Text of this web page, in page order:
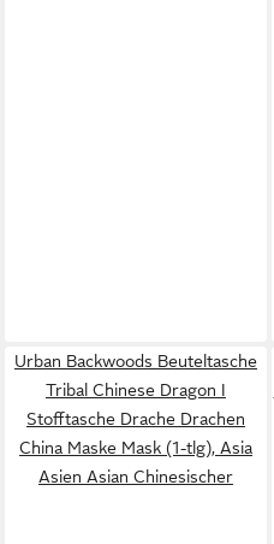
Urban Backwoods Beuteltasche
Tribal Chinese Dragon I
Stofftasche Drache Drachen
China Maske Mask (1-tlg), Asia
Asien Asian Chinesischer